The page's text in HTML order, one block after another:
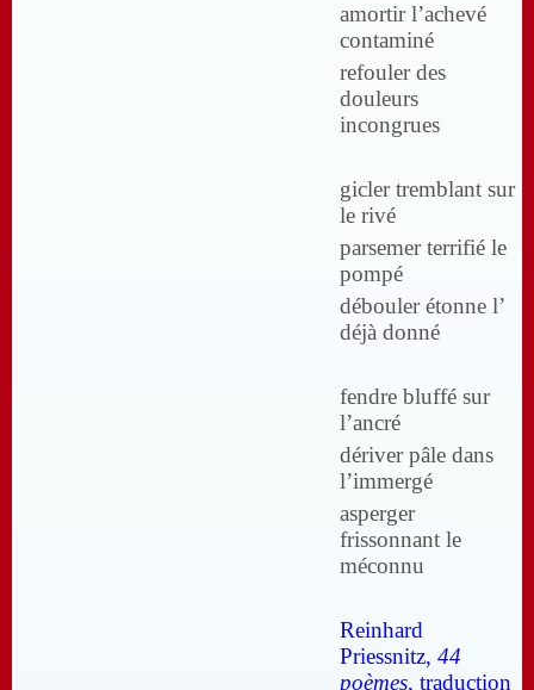
amortir l’achevé
contaminé
refouler des
douleurs
incongrues
gicler tremblant sur
le rivé
parsemer terrifié le
pompé
débouler étonne l’
déjà donné
fendre bluffé sur
l’ancré
dériver pâle dans
l’immergé
asperger
frissonnant le
méconnu
Reinhard
Priessnitz, 44
poèmes, traduction